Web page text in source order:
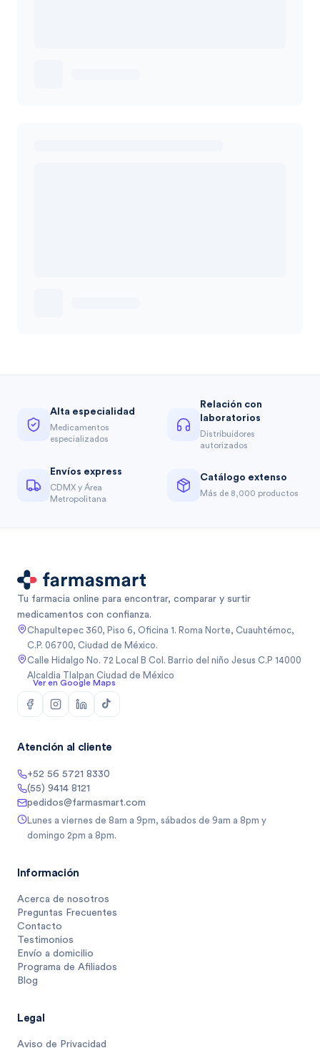
Alta especialidad
Medicamentos
especializados
Relación con
laboratorios
Distribuidores
autorizados
Envíos express
CDMX y Área
Metropolitana
Catálogo extenso
Más de 8,000 productos
Tu farmacia online para encontrar, comparar y surtir
medicamentos con confianza.
Chapultepec 360, Piso 6, Oficina 1. Roma Norte, Cuauhtémoc,
C.P. 06700, Ciudad de México.
Calle Hidalgo No. 72 Local B Col. Barrio del niño Jesus C.P 14000
Alcaldia Tlalpan Ciudad de México
Ver en Google Maps
Atención al cliente
+52 56 5721 8330
(55) 9414 8121
pedidos@farmasmart.com
Lunes a viernes de 8am a 9pm, sábados de 9am a 8pm y
domingo 2pm a 8pm.
Información
Acerca de nosotros
Preguntas Frecuentes
Contacto
Testimonios
Envío a domicilio
Programa de Afiliados
Blog
Legal
Aviso de Privacidad